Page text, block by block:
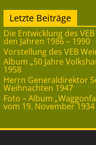
Letzte Beiträge
Die Entwicklung des
den Jahren 1986 – 1990
Vorstellung des VEB
Album „50 Jahre
1958
Herrn Generaldirektor
Weihnachten 1947
Foto – Album
vom 19. November 1934